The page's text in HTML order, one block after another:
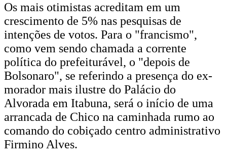
Os mais otimistas acreditam em um
crescimento de 5% nas pesquisas de
intenções de votos. Para o "francismo",
como vem sendo chamada a corrente
política do prefeiturável, o "depois de
Bolsonaro", se referindo a presença do ex-
morador mais ilustre do Palácio do
Alvorada em Itabuna, será o início de uma
arrancada de Chico na caminhada rumo ao
comando do cobiçado centro administrativo
Firmino Alves.